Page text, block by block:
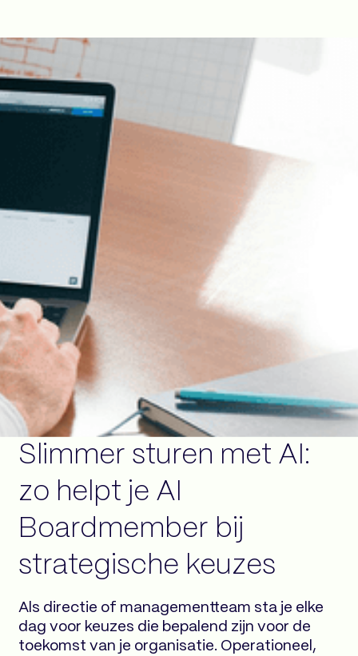
Slimmer sturen met AI:
zo helpt je AI
Boardmember bij
strategische keuzes
Als directie of managementteam sta je elke
dag voor keuzes die bepalend zijn voor de
toekomst van je organisatie. Operationeel,